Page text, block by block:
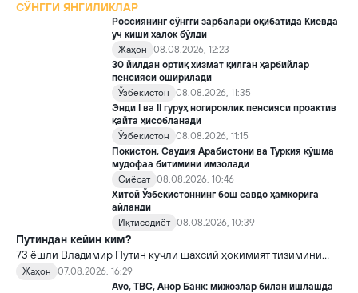
СЎНГГИ ЯНГИЛИКЛАР
Россиянинг сўнгги зарбалари оқибатида Киевда
уч киши ҳалок бўлди
Жаҳон
08.08.2026, 12:23
30 йилдан ортиқ хизмат қилган ҳарбийлар
пенсияси оширилади
Ўзбекистон
08.08.2026, 11:35
Энди I ва II гуруҳ ногиронлик пенсияси проактив
қайта ҳисобланади
Ўзбекистон
08.08.2026, 11:15
Покистон, Саудия Арабистони ва Туркия қўшма
мудофаа битимини имзолади
Сиёсат 08.08.2026, 10:46
Хитой Ўзбекистоннинг бош савдо ҳамкорига
айланди
Иқтисодиёт 08.08.2026, 10:39
Путиндан кейин ким?
73 ёшли Владимир Путин кучли шахсий ҳокимият тизимини
яратди, аммо ундан кейин ким келиши ва ҳокимиятни
топшириш механизми ҳали ноаниқ. Таҳлилчилар фикрича, бу
Жаҳон
07.08.2026, 16:29
Avo, TBC, Анор Банк: мижозлар билан ишлашда